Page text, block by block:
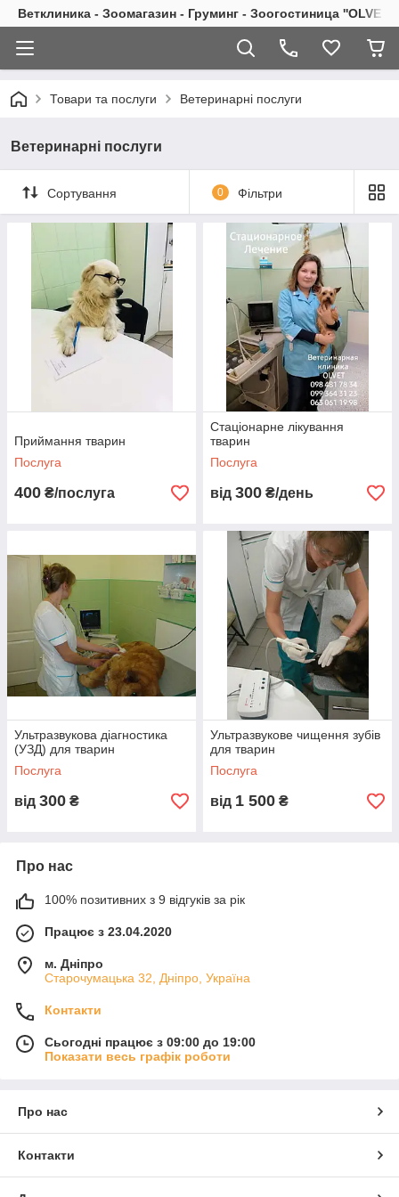
Ветклиника - Зоомагазин - Груминг - Зоогостиница ''OLVET''
Товари та послуги Ветеринарні послуги
Ветеринарні послуги
Сортування 0 Фільтри
Приймання тварин
Послуга
400 ₴/послуга
Стаціонарне лікування
тварин
Послуга
від 300 ₴/день
Ультразвукова діагностика
(УЗД) для тварин
Послуга
від 300 ₴
Ультразвукове чищення зубів
для тварин
Послуга
від 1 500 ₴
Про нас
100% позитивних з 9 відгуків за рік
Працює з 23.04.2020
м. Дніпро
Старочумацька 32, Дніпро, Україна
Контакти
Сьогодні працює з 09:00 до 19:00
Показати весь графік роботи
Про нас
Контакти